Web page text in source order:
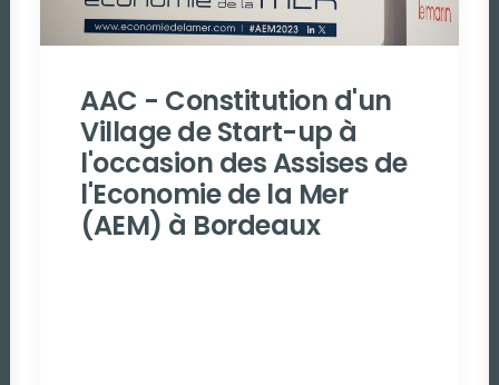
AAC - Constitution d'un
Village de Start-up à
l'occasion des Assises de
l'Economie de la Mer
(AEM) à Bordeaux